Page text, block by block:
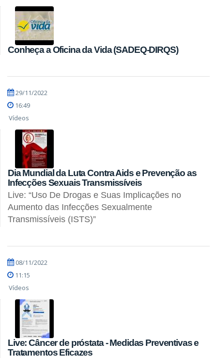
Conheça a Oficina da Vida (SADEQ-DIRQS)
29/11/2022
16:49
Vídeos
Dia Mundial da Luta Contra Aids e Prevenção as
Infecções Sexuais Transmissíveis
Live: “Uso De Drogas e Suas Implicações no
Aumento das Infecções Sexualmente
Transmissíveis (ISTS)”
08/11/2022
11:15
Vídeos
Live: Câncer de próstata - Medidas Preventivas e
Tratamentos Eficazes